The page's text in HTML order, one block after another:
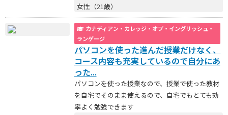
女性（21歳）
カナディアン・カレッジ・オブ・イングリッシュ・
ランゲージ
パソコンを使った進んだ授業だけなく、
コース内容も充実しているので自分にあ
った...
パソコンを使った授業なので、授業で使った教材
を自宅でそのまま使えるので、自宅でもとても効
率よく勉強できます